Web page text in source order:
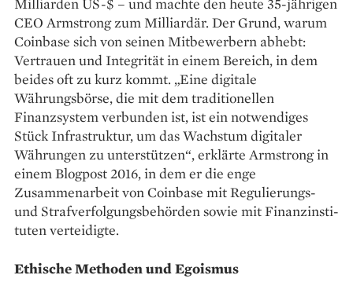
Milliarden US-$ – und machte den heute 35-jährigen
CEO Armstrong zum Milliardär. Der Grund, warum
Coinbase sich von seinen Mitbewerbern abhebt:
Vertrauen und Integrität in einem Bereich, in dem
beides oft zu kurz kommt. „Eine digitale
Währungsbörse, die mit dem traditionellen
Finanzsystem verbunden ist, ist ein notwendiges
Stück Infrastruktur, um das Wachstum digitaler
Währungen zu unterstützen“, erklärte Armstrong in
einem Blogpost 2016, in dem er die enge
Zusammenarbeit von Coinbase mit Regulierungs-
und Strafverfolgungsbehörden sowie mit Finanzinsti­
tuten verteidigte.
Ethische Methoden und Egoismus